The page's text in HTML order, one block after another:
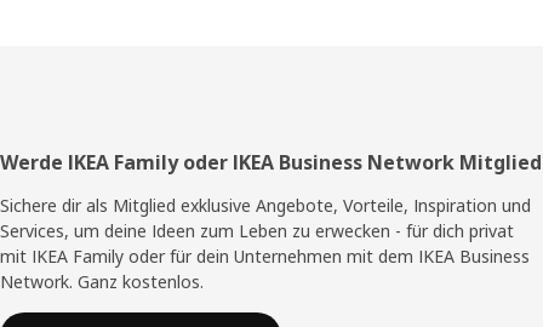
Fußzeile
Werde IKEA Family oder IKEA Business Network Mitglied
Sichere dir als Mitglied exklusive Angebote, Vorteile, Inspiration und
Services, um deine Ideen zum Leben zu erwecken - für dich privat
mit IKEA Family oder für dein Unternehmen mit dem IKEA Business
Network. Ganz kostenlos.